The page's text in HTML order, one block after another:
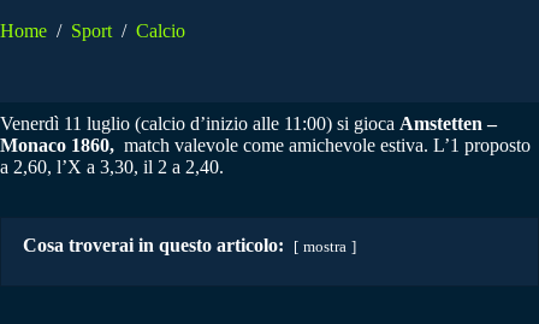
Home / Sport / Calcio
Venerdì 11 luglio (calcio d’inizio alle 11:00) si gioca Amstetten –
Monaco 1860, match valevole come amichevole estiva. L’1 proposto
a 2,60, l’X a 3,30, il 2 a 2,40.
Cosa troverai in questo articolo: mostra